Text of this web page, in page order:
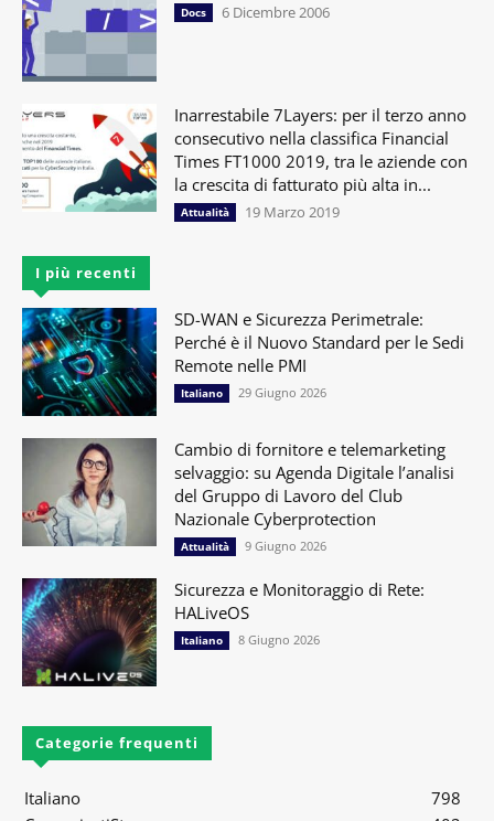
Docs 6 Dicembre 2006
Inarrestabile 7Layers: per il terzo anno
consecutivo nella classifica Financial
Times FT1000 2019, tra le aziende con
la crescita di fatturato più alta in...
Attualità 19 Marzo 2019
I più recenti
SD-WAN e Sicurezza Perimetrale:
Perché è il Nuovo Standard per le Sedi
Remote nelle PMI
Italiano 29 Giugno 2026
Cambio di fornitore e telemarketing
selvaggio: su Agenda Digitale l’analisi
del Gruppo di Lavoro del Club
Nazionale Cyberprotection
Attualità 9 Giugno 2026
Sicurezza e Monitoraggio di Rete:
HALiveOS
Italiano 8 Giugno 2026
Categorie frequenti
Italiano
798